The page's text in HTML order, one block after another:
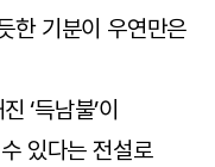
한 기분이 우연만은
‘득남불’이
있다는 전설로